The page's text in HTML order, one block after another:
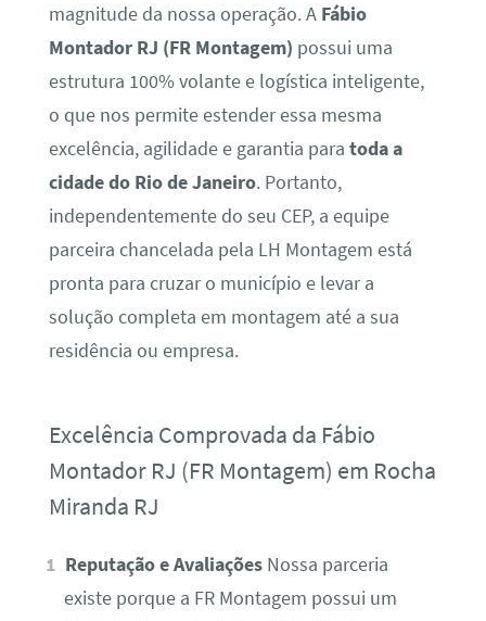
magnitude da nossa operação. A Fábio
Montador RJ (FR Montagem) possui uma
estrutura 100% volante e logística inteligente,
o que nos permite estender essa mesma
excelência, agilidade e garantia para toda a
cidade do Rio de Janeiro. Portanto,
independentemente do seu CEP, a equipe
parceira chancelada pela LH Montagem está
pronta para cruzar o município e levar a
solução completa em montagem até a sua
residência ou empresa.
Excelência Comprovada da Fábio
Montador RJ (FR Montagem) em Rocha
Miranda RJ
Reputação e Avaliações Nossa parceria
existe porque a FR Montagem possui um